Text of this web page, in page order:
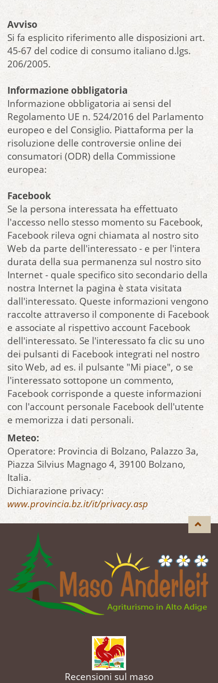
Avviso
Si fa esplicito riferimento alle disposizioni art.
45-67 del codice di consumo italiano d.lgs.
206/2005.
Informazione obbligatoria
Informazione obbligatoria ai sensi del
Regolamento UE n. 524/2016 del Parlamento
europeo e del Consiglio. Piattaforma per la
risoluzione delle controversie online dei
consumatori (ODR) della Commissione
europea:
Facebook
Se la persona interessata ha effettuato
l'accesso nello stesso momento su Facebook,
Facebook rileva ogni chiamata al nostro sito
Web da parte dell'interessato - e per l'intera
durata della sua permanenza sul nostro sito
Internet - quale specifico sito secondario della
nostra Internet la pagina è stata visitata
dall'interessato. Queste informazioni vengono
raccolte attraverso il componente di Facebook
e associate al rispettivo account Facebook
dell'interessato. Se l'interessato fa clic su uno
dei pulsanti di Facebook integrati nel nostro
sito Web, ad es. il pulsante "Mi piace", o se
l'interessato sottopone un commento,
Facebook corrisponde a queste informazioni
con l'account personale Facebook dell'utente
e memorizza i dati personali.
Meteo:
Operatore: Provincia di Bolzano, Palazzo 3a,
Piazza Silvius Magnago 4, 39100 Bolzano,
Italia.
Dichiarazione privacy:
www.provincia.bz.it/it/privacy.asp
Recensioni sul maso